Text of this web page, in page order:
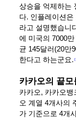
상승을 억제하는
다. 인플레이션은
라고 설명했습니
에 미국의 7000
균 145달러(20만
한다고 하는군요.
카카오의 끝모
카카오, 카카오
오 계열 4개사의
가 기준으로 4개